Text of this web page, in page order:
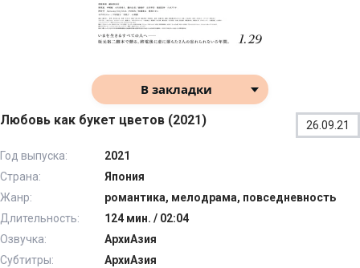
В закладки
Любовь как букет цветов (2021) 26.09.21
Год выпуска:
2021
Страна:
Япония
Жанр:
романтика, мелодрама, повседневность
Длительность:
124 мин. / 02:04
Озвучка:
АрхиАзия
Субтитры:
АрхиАзия